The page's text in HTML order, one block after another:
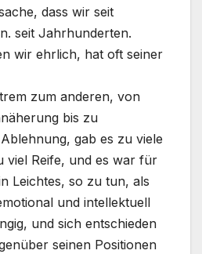
dass wir seit
seit Jahrhunderten.
wir ehrlich, hat oft seiner
zum anderen, von
bis zu
gab es zu viele
viel Reife, und es war für
Leichtes, so zu tun, als
und intellektuell
und sich entschieden
seinen Positionen